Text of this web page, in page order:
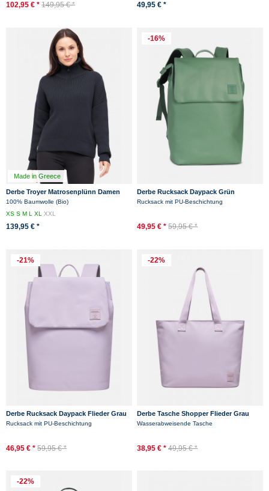
102,95 € * 149,95 € * 49,95 € *
Made in Greece
Derbe Troyer Matrosenplünn Damen
Dunkelblau GOTS Organic
100% Baumwolle (Bio)
XSSMLXL XXL
139,95 € *
-16%
Derbe Rucksack Daypack Grün
Rucksack mit PU-Beschichtung
49,95 € * 59,95 € *
-21%
Derbe Rucksack Daypack Flieder Grau
Rucksack mit PU-Beschichtung
46,95 € * 59,95 € *
-22%
Derbe Tasche Shopper Flieder Grau
Wasserabweisende Tasche
38,95 € * 49,95 € *
-22%